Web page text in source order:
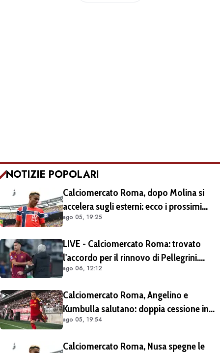
NOTIZIE POPOLARI
Calciomercato Roma, dopo Molina si
accelera sugli esterni: ecco i prossimi
obiettivi
ago 05, 19:25
LIVE - Calciomercato Roma: trovato
l'accordo per il rinnovo di Pellegrini.
Prolungamento di un solo anno
ago 06, 12:12
Calciomercato Roma, Angelino e
Kumbulla salutano: doppia cessione in
Spagna
ago 05, 19:54
Calciomercato Roma, Nusa spegne le